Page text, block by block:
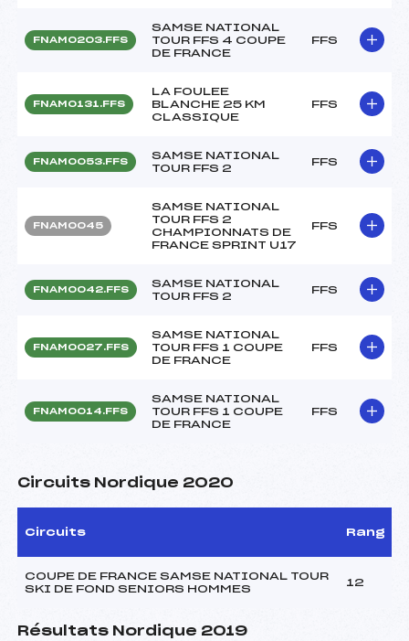
FNAM0203.FFS
SAMSE NATIONAL
TOUR FFS 4 COUPE
DE FRANCE
FFS
FNAM0131.FFS
LA FOULEE
BLANCHE 25 KM
CLASSIQUE
FFS
FNAM0053.FFS
SAMSE NATIONAL
TOUR FFS 2
FFS
FNAM0045
SAMSE NATIONAL
TOUR FFS 2
CHAMPIONNATS DE
FRANCE SPRINT U17
FFS
FNAM0042.FFS
SAMSE NATIONAL
TOUR FFS 2
FFS
FNAM0027.FFS
SAMSE NATIONAL
TOUR FFS 1 COUPE
DE FRANCE
FFS
FNAM0014.FFS
SAMSE NATIONAL
TOUR FFS 1 COUPE
DE FRANCE
FFS
Circuits Nordique 2020
Circuits Rang
COUPE DE FRANCE SAMSE NATIONAL TOUR
SKI DE FOND SENIORS HOMMES
12
Résultats Nordique 2019